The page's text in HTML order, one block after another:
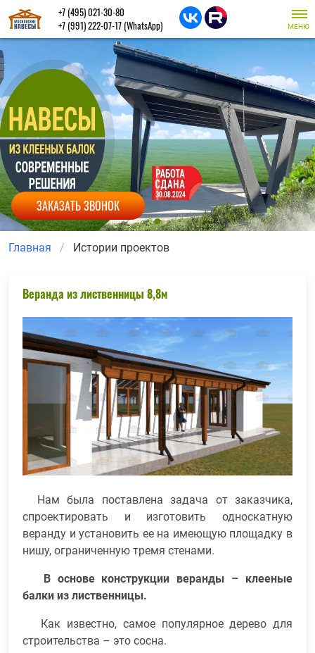
ЗАКАЗАТЬ ЗВОНОК
+7 (495) 021-30-80
+7 (991) 222-07-17 (WhatsApp) МЕНЮ
Главная Истории проектов
Веранда из лиственницы 8,8м
Нам была поставлена задача от заказчика,
спроектировать и изготовить односкатную
веранду и установить ее на имеющую площадку в
нишу, ограниченную тремя стенами.
В основе конструкции веранды – клееные
балки из лиственницы.
Как известно, самое популярное дерево для
строительства – это сосна.